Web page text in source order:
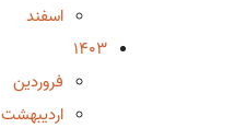
اسفند
1403
فروردین
اردیبهشت